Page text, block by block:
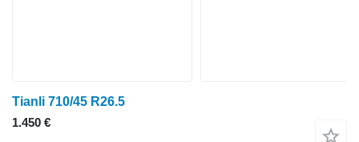
Tianli 710/45 R26.5
1.450 €